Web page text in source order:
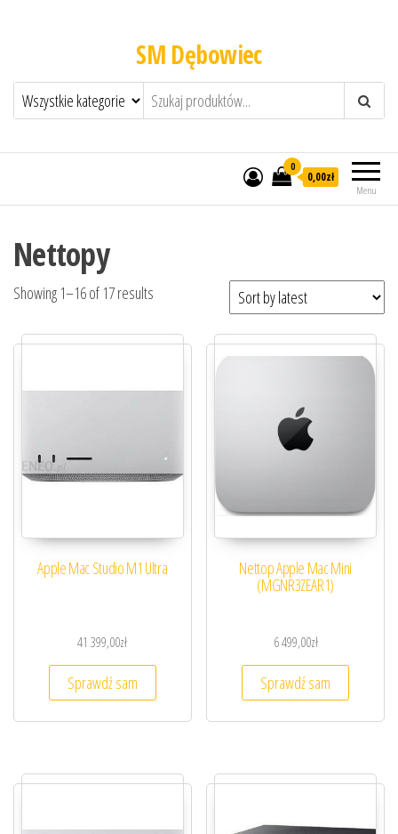
SM Dębowiec
Menu
0
0,00zł
Nettopy
Showing 1–16 of 17 results
Apple Mac Studio M1 Ultra
41 399,00zł
Sprawdź sam
Nettop Apple Mac Mini
(MGNR3ZEAR1)
6 499,00zł
Sprawdź sam